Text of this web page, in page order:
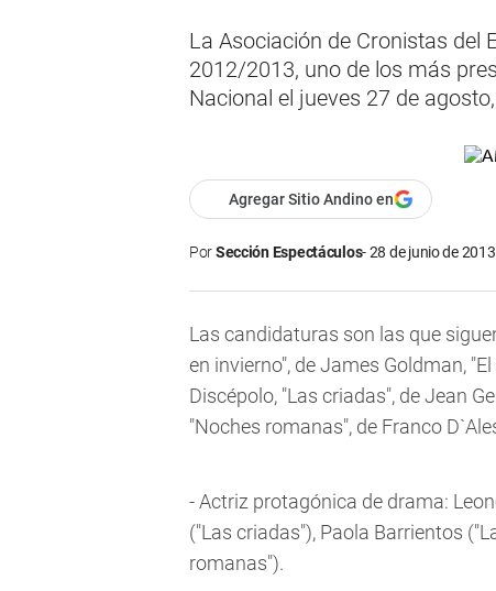
La Asociación de Cronistas del
2012/2013, uno de los más
Nacional el jueves 27 de
Agregar Sitio Andino en
PorSección Espectáculos 28 de junio de
Las candidaturas son las que
en invierno", de James Goldman,
Discépolo, "Las criadas", de Jean
"Noches romanas", de Franco
- Actriz protagónica de drama:
("Las criadas"), Paola Barrientos
romanas").